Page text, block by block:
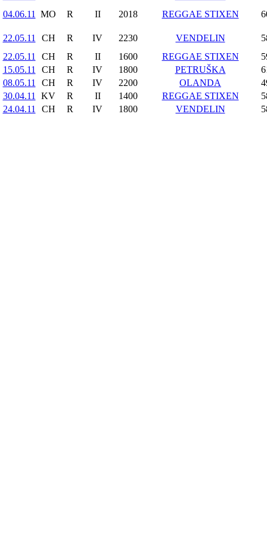
04.06.11
MO R II 2018 REGGAE STIXEN
22.05.11 CH R IV 2230 VENDELIN
22.05.11
CH R II 1600 REGGAE STIXEN
15.05.11
CH R IV 1800 PETRUŠKA
08.05.11
CH R IV 2200 OLANDA
30.04.11
KV R II 1400 REGGAE STIXEN
24.04.11
CH R IV 1800 VENDELIN